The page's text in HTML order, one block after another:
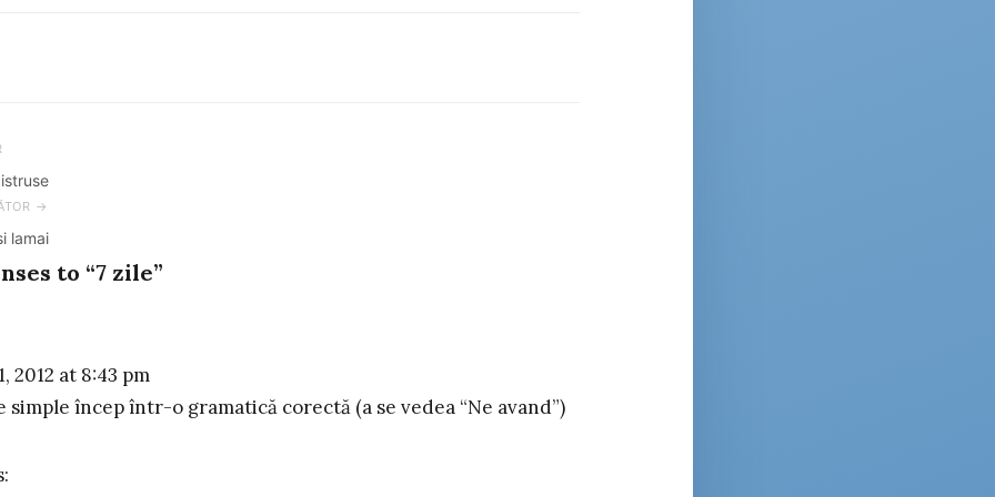
→
lamai
to “7 zile”
2012 at 8:43 pm
simple încep într-o gramatică corectă (a se vedea “Ne avand”)